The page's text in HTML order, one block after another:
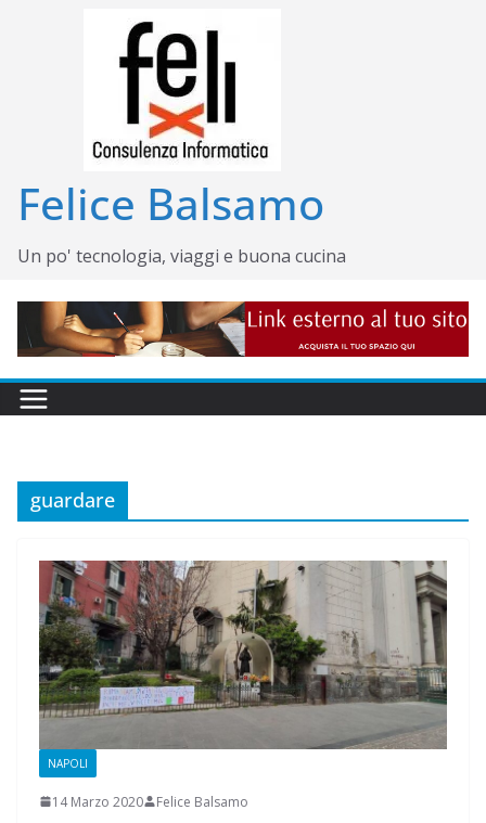
Felice Balsamo
Un po' tecnologia, viaggi e buona cucina
guardare
NAPOLI
14 Marzo 2020 Felice Balsamo